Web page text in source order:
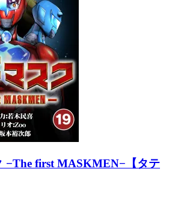
−The first MASKMEN−【タテ